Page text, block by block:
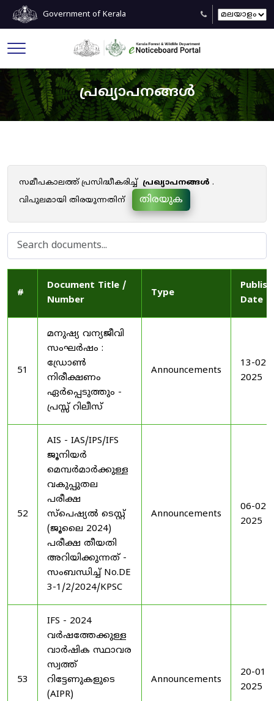
Government of Kerala
പ്രഖ്യാപനങ്ങൾ
സമീപകാലത്ത് പ്രസിദ്ധീകരിച്ച് പ്രഖ്യാപനങ്ങൾ .
വിപുലമായി തിരയുന്നതിന്
തിരയുക
#
Document Title /
Number
Type
Date
51
മനുഷ്യ വന്യജീവി
സംഘർഷം :
ഡ്രോൺ
നിരീക്ഷണം
ഏർപ്പെടുത്തും -
പ്രസ്സ് റിലീസ്
Announcements
13-02-
2025
52
AIS - IAS/IPS/IFS
ജൂനിയർ
മെമ്പർമാർക്കുള്ള
വകുപ്പുതല
പരീക്ഷ
സ്പെഷ്യൽ ടെസ്റ്റ്
(ജൂലൈ 2024)
പരീക്ഷ തീയതി
അറിയിക്കുന്നത് -
സംബന്ധിച്ച് No.DE
3-1/2/2024/KPSC
Announcements
06-02-
2025
53
IFS - 2024
വർഷത്തേക്കുള്ള
വാർഷിക സ്ഥാവര
സ്വത്ത്
റിട്ടേണുകളുടെ
(AIPR)
Announcements
20-01-
2025